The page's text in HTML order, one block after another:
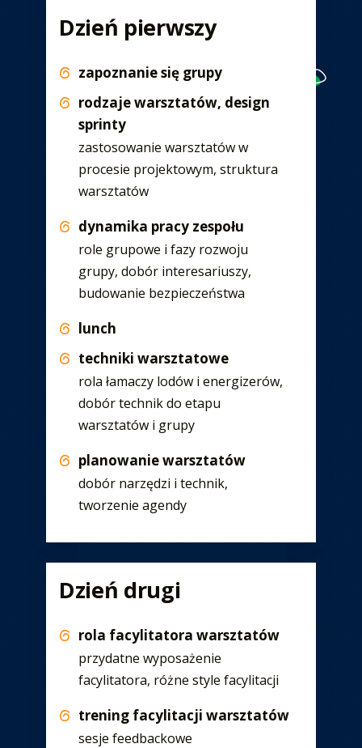
Dzień pierwszy
zapoznanie się grupy
rodzaje warsztatów, design
sprinty
zastosowanie warsztatów w
procesie projektowym, struktura
warsztatów
dynamika pracy zespołu
role grupowe i fazy rozwoju
grupy, dobór interesariuszy,
budowanie bezpieczeństwa
lunch
techniki warsztatowe
rola łamaczy lodów i energizerów,
dobór technik do etapu
warsztatów i grupy
planowanie warsztatów
dobór narzędzi i technik,
tworzenie agendy
Dzień drugi
rola facylitatora warsztatów
przydatne wyposażenie
facylitatora, różne style facylitacji
trening facylitacji warsztatów
sesje feedbackowe